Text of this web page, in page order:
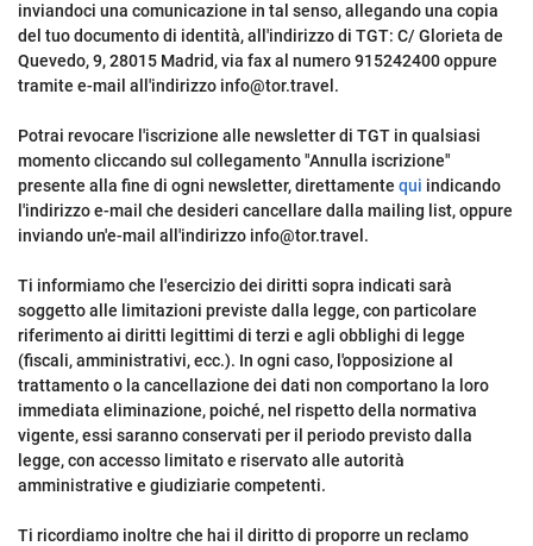
inviandoci una comunicazione in tal senso, allegando una copia
del tuo documento di identità, all'indirizzo di TGT: C/ Glorieta de
Quevedo, 9, 28015 Madrid, via fax al numero 915242400 oppure
tramite e-mail all'indirizzo info@tor.travel.
Potrai revocare l'iscrizione alle newsletter di TGT in qualsiasi
momento cliccando sul collegamento "Annulla iscrizione"
presente alla fine di ogni newsletter, direttamente qui indicando
l'indirizzo e-mail che desideri cancellare dalla mailing list, oppure
inviando un'e-mail all'indirizzo info@tor.travel.
Ti informiamo che l'esercizio dei diritti sopra indicati sarà
soggetto alle limitazioni previste dalla legge, con particolare
riferimento ai diritti legittimi di terzi e agli obblighi di legge
(fiscali, amministrativi, ecc.). In ogni caso, l'opposizione al
trattamento o la cancellazione dei dati non comportano la loro
immediata eliminazione, poiché, nel rispetto della normativa
vigente, essi saranno conservati per il periodo previsto dalla
legge, con accesso limitato e riservato alle autorità
amministrative e giudiziarie competenti.
Ti ricordiamo inoltre che hai il diritto di proporre un reclamo